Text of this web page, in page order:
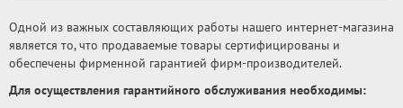
Одной из важных составляющих работы нашего интернет-магазина
является то, что продаваемые товары сертифицированы и
обеспечены фирменной гарантией фирм-производителей.
Для осуществления гарантийного обслуживания необходимы: